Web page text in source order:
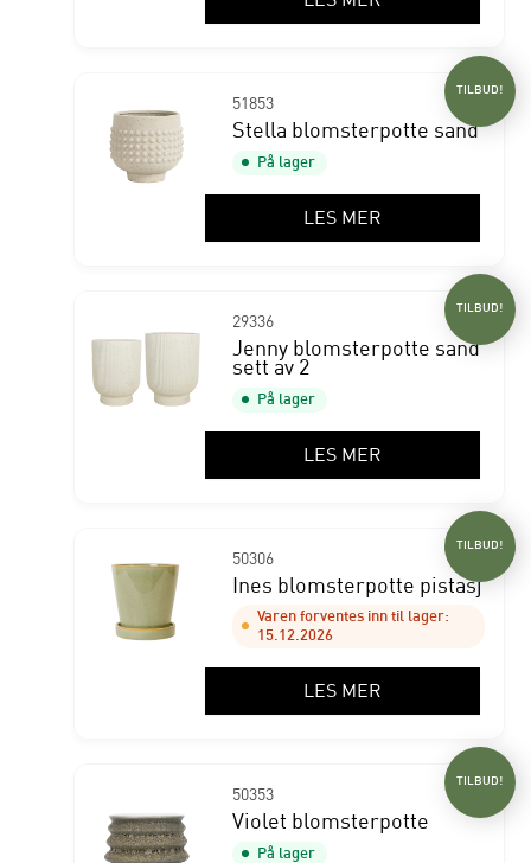
TILBUD!
51853
Stella blomsterpotte sand
På lager
LES MER
TILBUD!
29336
Jenny blomsterpotte sand
sett av 2
På lager
LES MER
TILBUD!
50306
Ines blomsterpotte pistasj
Varen forventes inn til lager:
15.12.2026
LES MER
TILBUD!
50353
Violet blomsterpotte
På lager